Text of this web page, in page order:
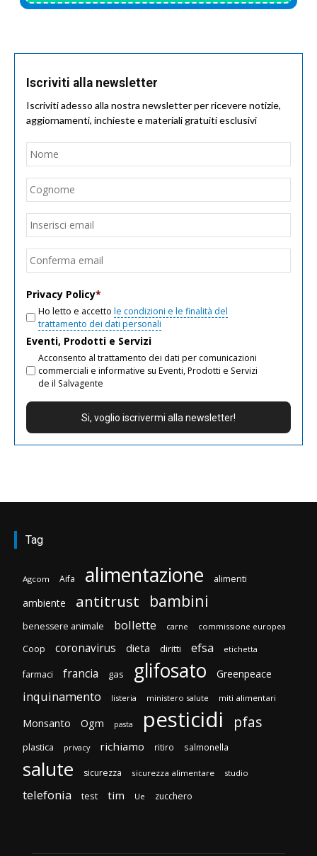
Iscriviti alla newsletter
Iscriviti adesso alla nostra newsletter per ricevere notizie,
aggiornamenti, inchieste e materiali gratuiti esclusivi
Nome
Email
Privacy Policy*
Ho letto e accetto le condizioni e le finalità del
trattamento dei dati personali
Eventi, Prodotti e Servizi
Acconsento al trattamento dei dati per comunicazioni
commerciali e informative su Eventi, Prodotti e Servizi
de il Salvagente
Tag
Agcom Aifa alimentazione alimenti
ambiente antitrust bambini
benessere animale bollette carne commissione europea
Coop coronavirus dieta diritti efsa etichetta
farmaci francia gas glifosato Greenpeace
inquinamento listeria ministero salute miti alimentari
Monsanto Ogm pasta pesticidi pfas
plastica privacy richiamo ritiro salmonella
salute sicurezza sicurezza alimentare studio
telefonia test tim Ue zucchero